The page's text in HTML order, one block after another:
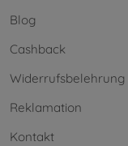
Blog
Cashback
Widerrufsbelehrung
Reklamation
Kontakt